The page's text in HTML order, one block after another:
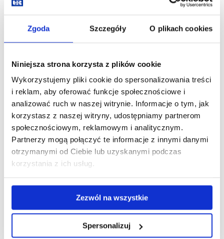
Zgoda Szczegóły O plikach cookies
Niniejsza strona korzysta z plików cookie
Wykorzystujemy pliki cookie do spersonalizowania treści
i reklam, aby oferować funkcje społecznościowe i
analizować ruch w naszej witrynie. Informacje o tym, jak
korzystasz z naszej witryny, udostępniamy partnerom
społecznościowym, reklamowym i analitycznym.
Partnerzy mogą połączyć te informacje z innymi danymi
otrzymanymi od Ciebie lub uzyskanymi podczas
korzystania z ich usług.
Zezwól na wszystkie
Spersonalizuj